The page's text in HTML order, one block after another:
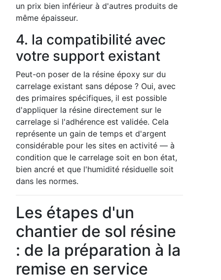
un prix bien inférieur à d'autres produits de
même épaisseur.
4. la compatibilité avec
votre support existant
Peut-on poser de la résine époxy sur du
carrelage existant sans dépose ? Oui, avec
des primaires spécifiques, il est possible
d'appliquer la résine directement sur le
carrelage si l'adhérence est validée. Cela
représente un gain de temps et d'argent
considérable pour les sites en activité — à
condition que le carrelage soit en bon état,
bien ancré et que l'humidité résiduelle soit
dans les normes.
Les étapes d'un
chantier de sol résine
: de la préparation à la
remise en service